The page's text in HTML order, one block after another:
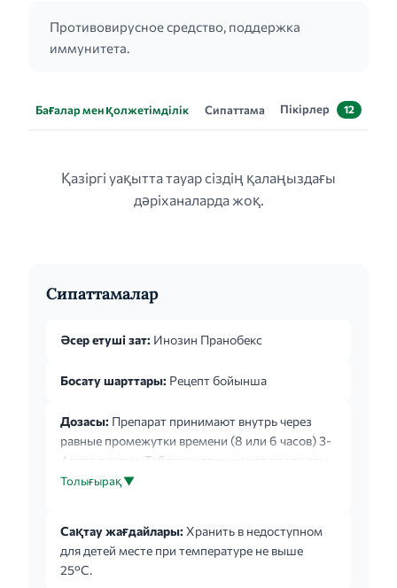
Противовирусное средство, поддержка
иммунитета.
Бағалар мен қолжетімділік Сипаттама Пікірлер 12
Қазіргі уақытта тауар сіздің қалаңыздағы
дәріханаларда жоқ.
Сипаттамалар
Әсер етуші зат: Инозин Пранобекс
Босату шарттары: Рецепт бойынша
Дозасы: Препарат принимают внутрь через
равные промежутки времени (8 или 6 часов) 3-
4 раза в сутки. Таблетки принимают после еды,
запивая небольшим количеством воды.
разделённых на 3-4 приёма; дети от 3 до 12 лет:
50мг/кг массы тела в сутки, разделённых на 3-4
приёма. Как у взрослых, так и у детей при
Толығырақ ▼
Сақтау жағдайлары: Хранить в недоступном
для детей месте при температуре не выше
25°С.